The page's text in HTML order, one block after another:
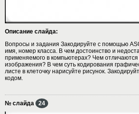
Описание слайда:
Вопросы и задания Закодируйте с помощью
имя, номер класса. В чем достоинство и
применяемого в компьютерах? Чем
изображения? В чем суть кодирования
листе в клеточку нарисуйте рисунок.
кодом.
№ слайда 24